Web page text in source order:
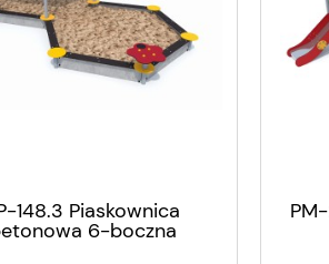
148.3 Piaskownica
6-boczna